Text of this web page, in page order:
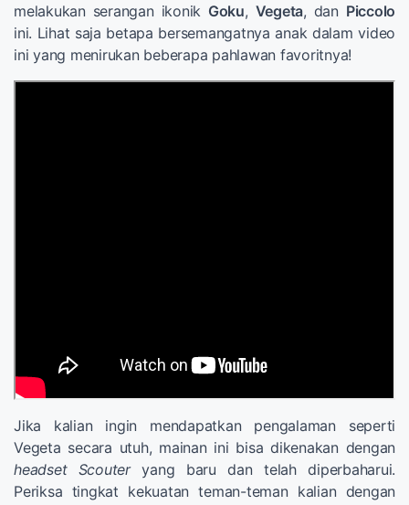
melakukan serangan ikonik Goku, Vegeta, dan Piccolo
ini. Lihat saja betapa bersemangatnya anak dalam video
ini yang menirukan beberapa pahlawan favoritnya!
Jika kalian ingin mendapatkan pengalaman seperti
Vegeta secara utuh, mainan ini bisa dikenakan dengan
headset Scouteryang baru dan telah diperbaharui.
Periksa tingkat kekuatan teman-teman kalian dengan